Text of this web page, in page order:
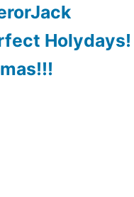
Holydays!